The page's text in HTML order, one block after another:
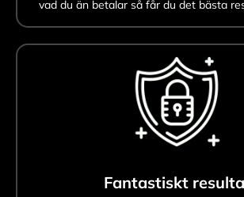
vad du än betalar så får du det bästa
Fantastiskt